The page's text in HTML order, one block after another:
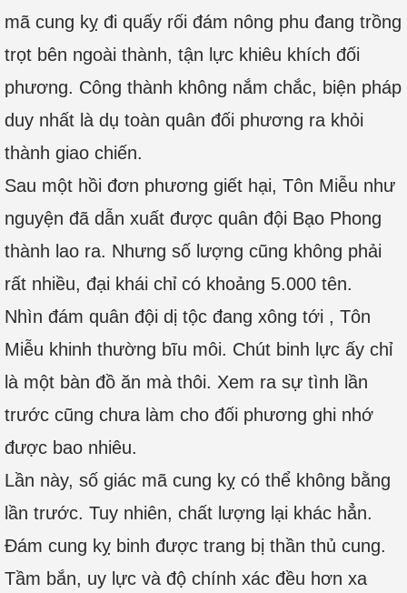
mã cung kỵ đi quấy rối đám nông phu đang trồng
trọt bên ngoài thành, tận lực khiêu khích đối
phương. Công thành không nắm chắc, biện pháp
duy nhất là dụ toàn quân đối phương ra khỏi
thành giao chiến.
Sau một hồi đơn phương giết hại, Tôn Miễu như
nguyện đã dẫn xuất được quân đội Bạo Phong
thành lao ra. Nhưng số lượng cũng không phải
rất nhiều, đại khái chỉ có khoảng 5.000 tên.
Nhìn đám quân đội dị tộc đang xông tới , Tôn
Miễu khinh thường bĩu môi. Chút binh lực ấy chỉ
là một bàn đồ ăn mà thôi. Xem ra sự tình lần
trước cũng chưa làm cho đối phương ghi nhớ
được bao nhiêu.
Lần này, số giác mã cung kỵ có thể không bằng
lần trước. Tuy nhiên, chất lượng lại khác hẳn.
Đám cung kỵ binh được trang bị thần thủ cung.
Tầm bắn, uy lực và độ chính xác đều hơn xa